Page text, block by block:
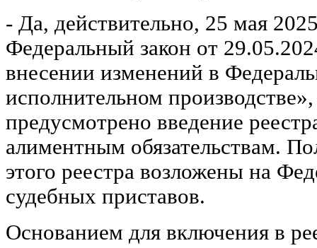
- Да, действительно, 25 мая
Федеральный закон от
внесении изменений в
исполнительном
предусмотрено введение
алиментным обязательствам.
этого реестра возложены на
судебных приставов.
Основанием для включения в